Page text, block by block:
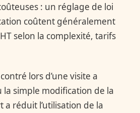
: un réglage de loi
coûtent généralement
selon la complexité, tarifs
lors d’une visite a
la simple modification de la
a réduit l’utilisation de la